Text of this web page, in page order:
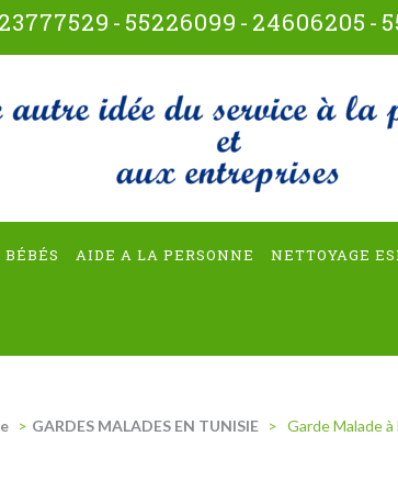
23777529 - 55226099 - 24606205 -
multiservices
BÉBÉS AIDE A LA PERSONNE NETTOYAGE
> GARDES MALADES EN TUNISIE > Garde Malade